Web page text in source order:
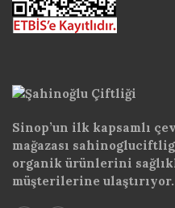
Sinop’un ilk kapsamlı
mağazası
organik ürünlerini
müşterilerine ulaştırıyor.